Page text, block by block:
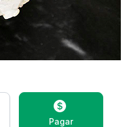
Pagar